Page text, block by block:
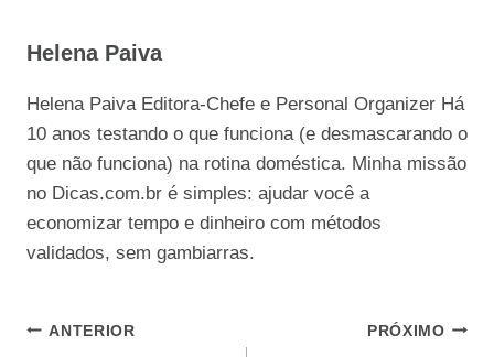
Helena Paiva
Helena Paiva Editora-Chefe e Personal Organizer Há
10 anos testando o que funciona (e desmascarando o
que não funciona) na rotina doméstica. Minha missão
no Dicas.com.br é simples: ajudar você a
economizar tempo e dinheiro com métodos
validados, sem gambiarras.
Navegação
ANTERIOR PRÓXIMO